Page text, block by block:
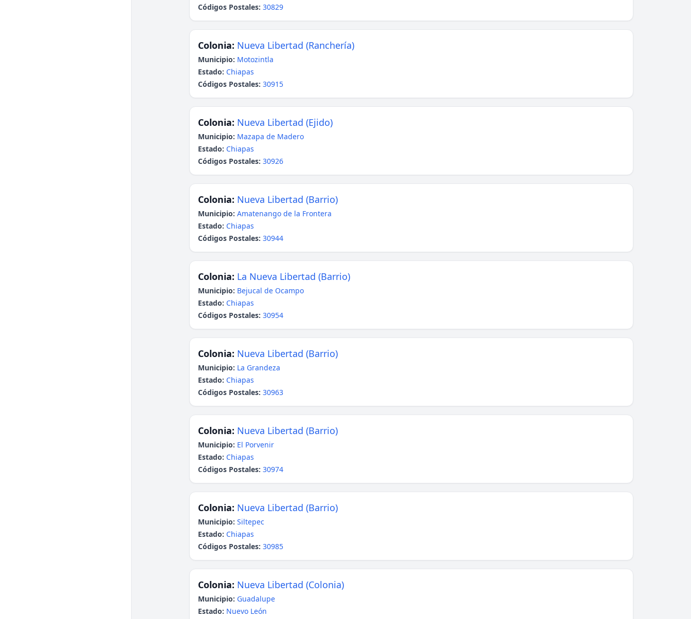
Códigos Postales: 30829
Colonia: Nueva Libertad (Ranchería)
Municipio: Motozintla
Estado: Chiapas
Códigos Postales: 30915
Colonia: Nueva Libertad (Ejido)
Municipio: Mazapa de Madero
Estado: Chiapas
Códigos Postales: 30926
Colonia: Nueva Libertad (Barrio)
Municipio: Amatenango de la Frontera
Estado: Chiapas
Códigos Postales: 30944
Colonia: La Nueva Libertad (Barrio)
Municipio: Bejucal de Ocampo
Estado: Chiapas
Códigos Postales: 30954
Colonia: Nueva Libertad (Barrio)
Municipio: La Grandeza
Estado: Chiapas
Códigos Postales: 30963
Colonia: Nueva Libertad (Barrio)
Municipio: El Porvenir
Estado: Chiapas
Códigos Postales: 30974
Colonia: Nueva Libertad (Barrio)
Municipio: Siltepec
Estado: Chiapas
Códigos Postales: 30985
Colonia: Nueva Libertad (Colonia)
Municipio: Guadalupe
Estado: Nuevo León